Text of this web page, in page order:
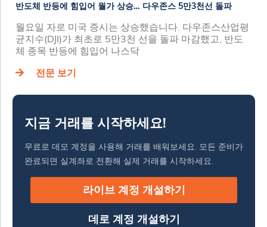
반도체 반등에 힘입어 월가 상승… 다우존스 5만3천선 돌파
월요일 자로 미국 증시는 상승했습니다. 다우존스산업평
균지수(DJI)가 최초로 5만3천 선을 돌파 마감했고, 반도
체 종목 반등에 힘입어 나스닥
전문 보기
지금 거래를 시작하세요!
무료로 데모 계정을 사용해 거래를 배워보세요. 모든 준비가
완료되면 실계좌로 전환해 실제 거래를 시작하세요.
라이브 계정 개설하기
데로 계정 개설하기